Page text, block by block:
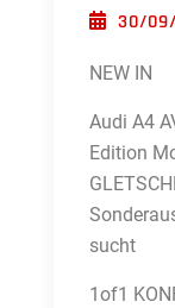
30/
NEW IN
Audi A4
Edition
sucht
1of1